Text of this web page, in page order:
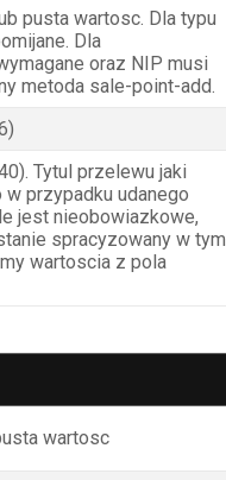
pusta wartosc. Dla typu
Dla
oraz NIP musi
metoda sale-point-add.
Tytul przelewu jaki
przypadku udanego
jest nieobowiazkowe,
spracyzowany w tym
wartoscia z pola
wartosc